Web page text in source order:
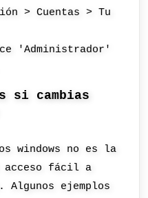
> Cuentas > Tu
'Administrador'
si cambias
windows no es la
fácil a
Algunos ejemplos